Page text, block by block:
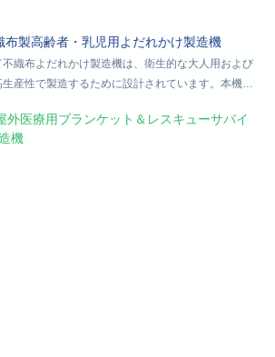
布製高齢者・乳児用よだれかけ製造機
織布よだれかけ製造機は、衛生的な大人用および
産性で製造するために設計されています。本機
貼り合わせます。この汎用性の高い機械は、様々
のよだれかけを正確かつ迅速に製造します。医療